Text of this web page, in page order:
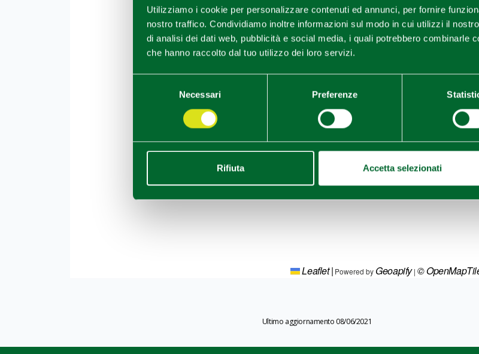
Utilizziamo i cookie per personalizzare contenuti ed annunci, per fornire
nostro traffico. Condividiamo inoltre informazioni sul modo in cui utilizzi il
di analisi dei dati web, pubblicità e social media, i quali potrebbero combinarle
che hanno raccolto dal tuo utilizzo dei loro servizi.
Necessari Preferenze
Rifiuta Accetta selezionati
Leaflet| Powered by Geoapify| ©
Ultimo aggiornamento 08/06/2021